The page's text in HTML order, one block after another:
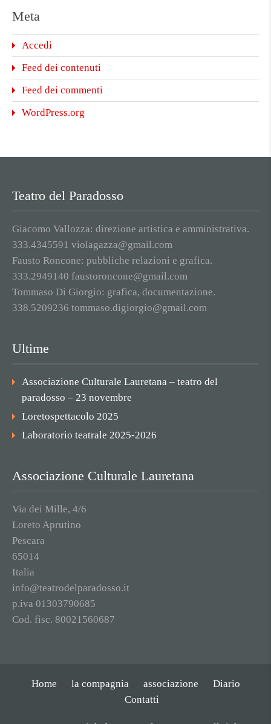
Meta
Accedi
Feed dei contenuti
Feed dei commenti
WordPress.org
Teatro del Paradosso
Giacomo Vallozza: direzione artistica e amministrativa.
333.4345591 violagazza@gmail.com
Fausto Roncone: pubbliche relazioni e grafica.
333.2949140 faustoroncone@gmail.com
Tommaso Di Giorgio: grafica, documentazione.
338.5209236 tommaso.digiorgio@gmail.com
Ultime
Associazione Culturale Lauretana – teatro del
paradosso – 23 novembre
Loretospettacolo 2025
Laboratorio teatrale 2025-2026
Associazione Culturale Lauretana
Via dei Mille, 4/6
Loreto Aprutino
Pescara
65014
Italia
info@teatrodelparadosso.it
p.iva 01303790685
Cod. fisc. 80021560687
Home la compagnia associazione
Diario
Contatti